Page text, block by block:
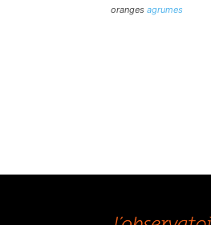
oranges agrumes